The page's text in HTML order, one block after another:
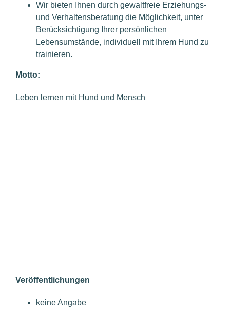
Wir bieten Ihnen durch gewaltfreie Erziehungs-
und Verhaltensberatung die Möglichkeit, unter
Berücksichtigung Ihrer persönlichen
Lebensumstände, individuell mit Ihrem Hund zu
trainieren.
Motto:
Leben lernen mit Hund und Mensch
Veröffentlichungen
keine Angabe